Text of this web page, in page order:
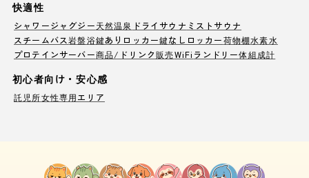
快適性
シャワージャグジー天然温泉 ドライサウナ ミストサウナ
スチームバス岩盤浴鍵ありロッカー鍵なしロッカー荷物棚水素水
プロテインサーバー商品/ドリンク販売WiFi ランドリー体組成計
初心者向け・安心感
託児所女性専用エリア